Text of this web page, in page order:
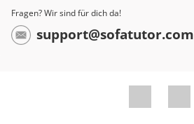
Fragen? Wir sind für dich da!
support@sofatutor.com